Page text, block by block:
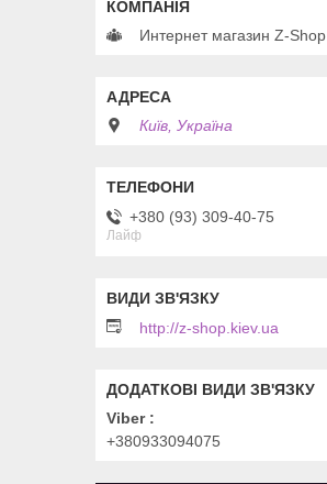
Интернет магазин Z-Shop
Київ, Україна
+380 (93) 309-40-75
Лайф
http://z-shop.kiev.ua
Viber
+380933094075